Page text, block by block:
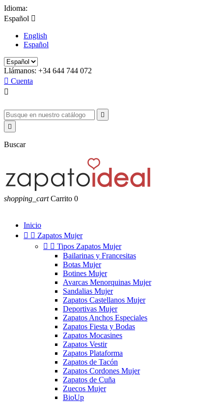
Idioma:
Español 
English
Español
Llámanos: +34 644 744 072
 Cuenta



Buscar
shopping_cart Carrito 0
Inicio
  Zapatos Mujer
  Tipos Zapatos Mujer
Bailarinas y Francesitas
Botas Mujer
Botines Mujer
Avarcas Menorquinas Mujer
Sandalias Mujer
Zapatos Castellanos Mujer
Deportivas Mujer
Zapatos Anchos Especiales
Zapatos Fiesta y Bodas
Zapatos Mocasines
Zapatos Vestir
Zapatos Plataforma
Zapatos de Tacón
Zapatos Cordones Mujer
Zapatos de Cuña
Zuecos Mujer
BioUp